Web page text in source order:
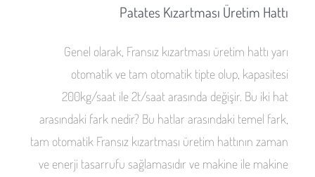
Patates Kızartması Üretim Hattı
Genel olarak, Fransız kızartması üretim hattı yarı
otomatik ve tam otomatik tipte olup, kapasitesi
200kg/saat ile 2t/saat arasında değişir. Bu iki hat
arasındaki fark nedir? Bu hatlar arasındaki temel fark,
tam otomatik Fransız kızartması üretim hattının zaman
ve enerji tasarrufu sağlamasıdır ve makine ile makine